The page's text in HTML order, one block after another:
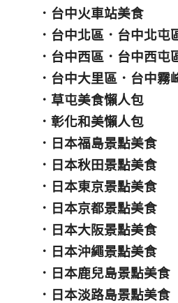
． 台中火車站美食
． 台中北區 ． 台中北屯
． 台中西區 ． 台中西屯
． 台中大里區 ． 台中霧
． 草屯美食懶人包
．彰化和美懶人包
． 日本福島景點美食
． 日本秋田景點美食
． 日本東京景點美食
． 日本京都景點美食
． 日本大阪景點美食
． 日本沖繩景點美食
． 日本鹿兒島景點美食
． 日本淡路島景點美食